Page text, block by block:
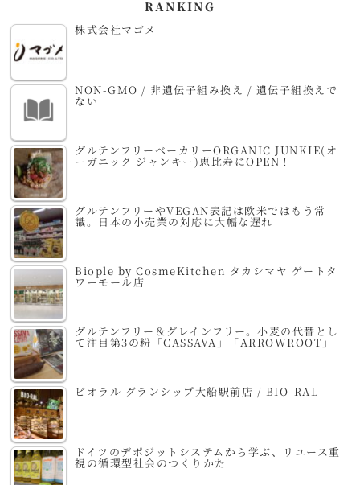
RANKING
株式会社マゴメ
NON-GMO / 非遺伝子組み換え / 遺伝子組換えで
ない
グルテンフリーベーカリーORGANIC JUNKIE(オ
ーガニック ジャンキー)恵比寿にOPEN！
グルテンフリーやVEGAN表記は欧米ではもう常
識。日本の小売業の対応に大幅な遅れ
Biople by CosmeKitchen タカシマヤ ゲートタ
ワーモール店
グルテンフリー＆グレインフリー。小麦の代替とし
て注目第3の粉「CASSAVA」「ARROWROOT」
ビオラル グランシップ大船駅前店 / BIO-RAL
ドイツのデポジットシステムから学ぶ、リユース重
視の循環型社会のつくりかた